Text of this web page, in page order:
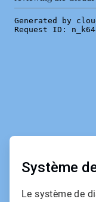
ArticleTile
Système
Le système de